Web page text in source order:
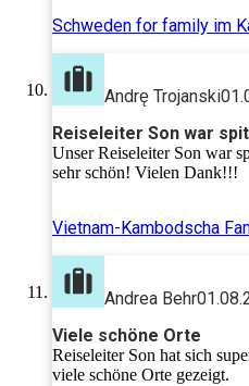
Schweden for family im
Andrę Trojanski
Reiseleiter Son war
Unser Reiseleiter Son war
sehr schön! Vielen Dank!!!
Vietnam-Kambodscha
Andrea Behr
Viele schöne Orte
Reiseleiter Son hat sich
viele schöne Orte gezeigt.